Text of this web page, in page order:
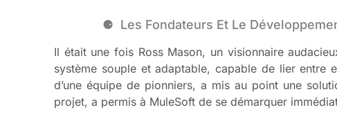
Les Fondateurs Et Le
Il était une fois Ross Mason, un visionnaire
système souple et adaptable, capable de lier entre
d’une équipe de pionniers, a mis au point une
projet, a permis à MuleSoft de se démarquer